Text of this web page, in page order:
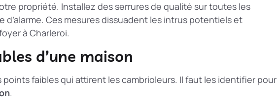
propriété. Installez des serrures de qualité sur toutes les
Ces mesures dissuadent les intrus potentiels et
à Charleroi.
d’une maison
points faibles qui attirent les cambrioleurs. Il faut les identifier pour
.